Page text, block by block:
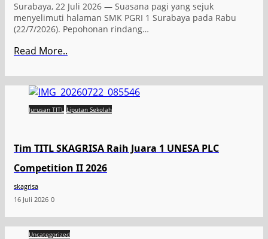
Surabaya, 22 Juli 2026 — Suasana pagi yang sejuk
menyelimuti halaman SMK PGRI 1 Surabaya pada Rabu
(22/7/2026). Pepohonan rindang…
Read More..
Jurusan TITL Liputan Sekolah
Tim TITL SKAGRISA Raih Juara 1 UNESA PLC
Competition II 2026
skagrisa
16 Juli 2026 0
Uncategorized